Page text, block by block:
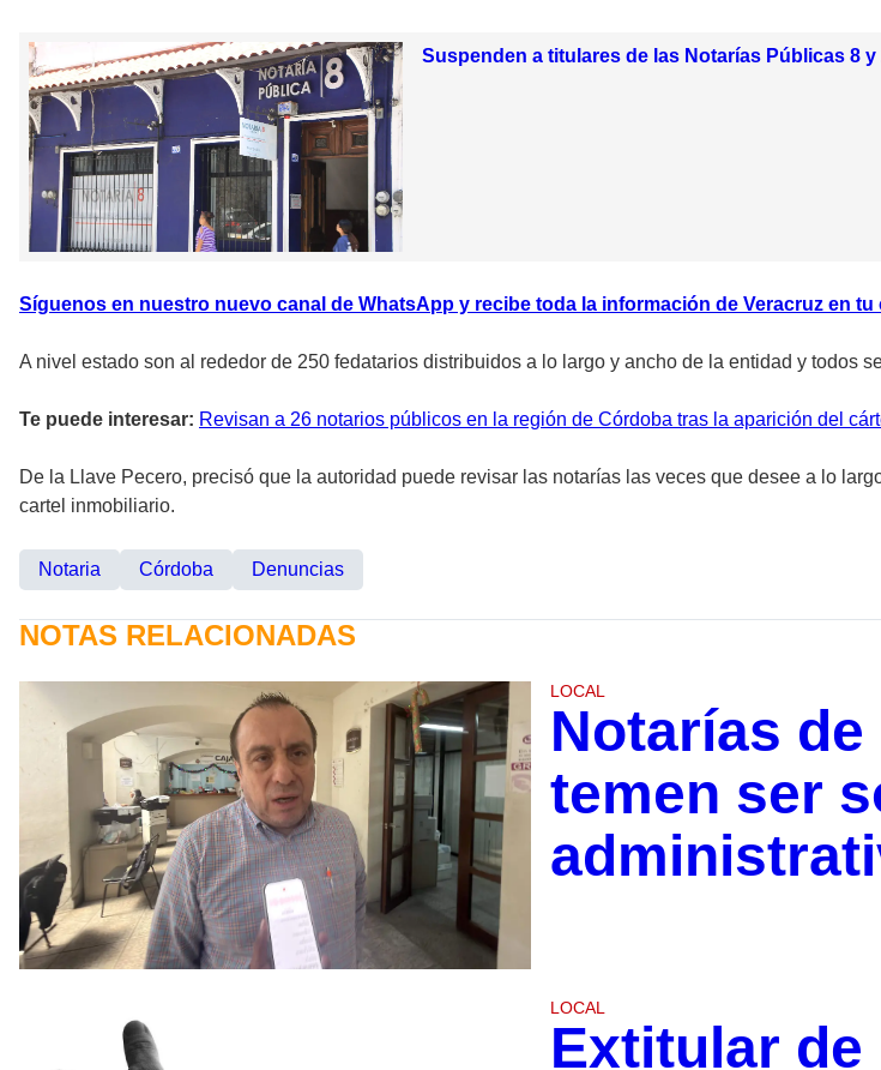
Suspenden a titulares de las Notarías Públicas 8
Síguenos en nuestro nuevo canal de WhatsApp y recibe toda la información de Veracruz en tu
A nivel estado son al rededor de 250 fedatarios distribuidos a lo largo y ancho de la entidad y todos
Te puede interesar: Revisan a 26 notarios públicos en la región de Córdoba tras la aparición del
De la Llave Pecero, precisó que la autoridad puede revisar las notarías las veces que desee a lo
cartel inmobiliario.
Notaria Córdoba Denuncias
NOTAS RELACIONADAS
LOCAL
Notarías
temen ser
LOCAL
Extitular de